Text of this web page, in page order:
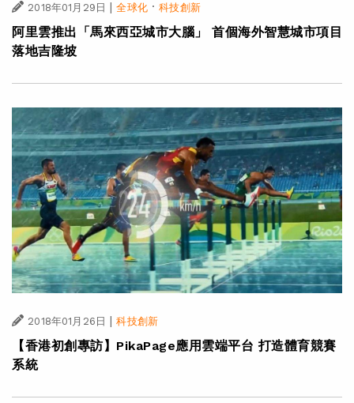
2018年01月29日 | 全球化·科技創新
阿里雲推出「馬來西亞城市大腦」 首個海外智慧城市項目
落地吉隆坡
2018年01月26日 | 科技創新
【香港初創專訪】PikaPage應用雲端平台 打造體育競賽
系統